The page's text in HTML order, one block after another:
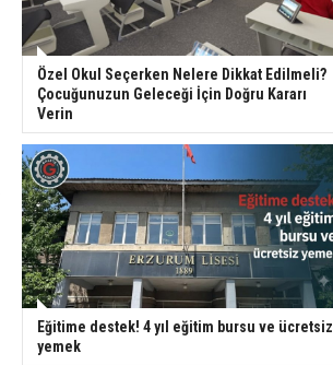
Özel Okul Seçerken Nelere Dikkat Edilmeli?
Çocuğunuzun Geleceği İçin Doğru Kararı
Verin
Eğitime destek! 4 yıl eğitim bursu ve ücretsiz
yemek